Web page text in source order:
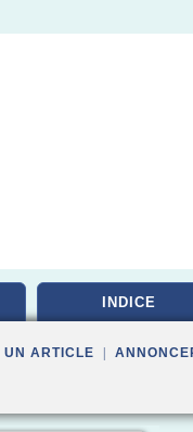
INDICE
UN ARTICLE